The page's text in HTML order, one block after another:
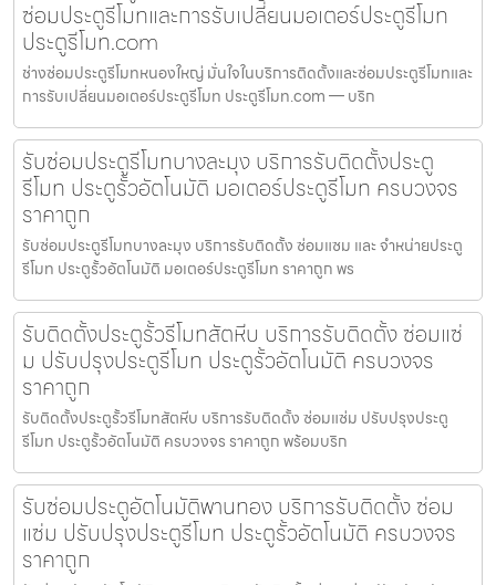
ซ่อมประตูรีโมทและการรับเปลี่ยนมอเตอร์ประตูรีโมท
ประตูรีโมท.com
ช่างซ่อมประตูรีโมทหนองใหญ่ มั่นใจในบริการติดตั้งและซ่อมประตูรีโมทและ
การรับเปลี่ยนมอเตอร์ประตูรีโมท ประตูรีโมท.com — บริก
รับซ่อมประตูรีโมทบางละมุง บริการรับติดตั้งประตู
รีโมท ประตูรั้วอัตโนมัติ มอเตอร์ประตูรีโมท ครบวงจร
ราคาถูก
รับซ่อมประตูรีโมทบางละมุง บริการรับติดตั้ง ซ่อมแซม และ จำหน่ายประตู
รีโมท ประตูรั้วอัตโนมัติ มอเตอร์ประตูรีโมท ราคาถูก พร
รับติดตั้งประตูรั้วรีโมทสัตหีบ บริการรับติดตั้ง ซ่อมแซ่
ม ปรับปรุงประตูรีโมท ประตูรั้วอัตโนมัติ ครบวงจร
ราคาถูก
รับติดตั้งประตูรั้วรีโมทสัตหีบ บริการรับติดตั้ง ซ่อมแซ่ม ปรับปรุงประตู
รีโมท ประตูรั้วอัตโนมัติ ครบวงจร ราคาถูก พร้อมบริก
รับซ่อมประตูอัตโนมัติพานทอง บริการรับติดตั้ง ซ่อม
แซ่ม ปรับปรุงประตูรีโมท ประตูรั้วอัตโนมัติ ครบวงจร
ราคาถูก